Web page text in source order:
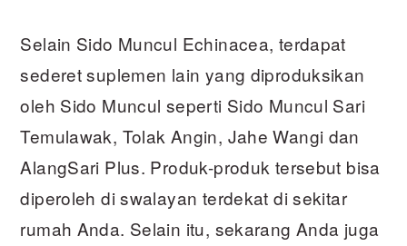
Selain Sido Muncul Echinacea, terdapat
sederet suplemen lain yang diproduksikan
oleh Sido Muncul seperti Sido Muncul Sari
Temulawak, Tolak Angin, Jahe Wangi dan
AlangSari Plus. Produk-produk tersebut bisa
diperoleh di swalayan terdekat di sekitar
rumah Anda. Selain itu, sekarang Anda juga